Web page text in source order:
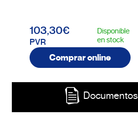
103,30€
PVR
Disponible
en stock
Comprar online
Documentos